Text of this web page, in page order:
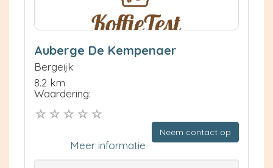
Auberge De Kempenaer
Bergeijk
8.2 km
Waardering:
Neem contact op
Meer informatie